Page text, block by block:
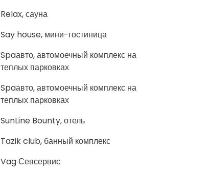
Relax, сауна
Say house, мини-гостиница
Spaавто, автомоечный комплекс на
теплых парковках
Spaавто, автомоечный комплекс на
теплых парковках
SunLine Bounty, отель
Tazik club, банный комплекс
Vag Севсервис